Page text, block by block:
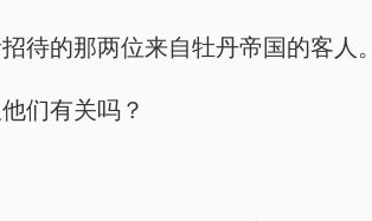
待的那两位来自牡丹帝国的客人。
们有关吗？